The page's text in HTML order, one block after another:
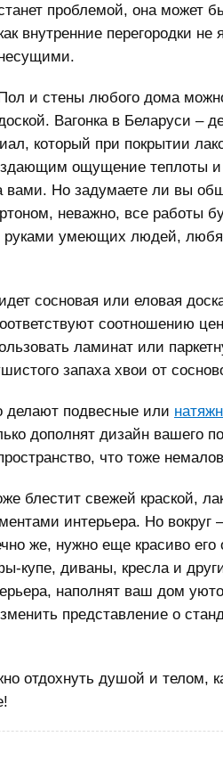
проблемой, она может
внутренние перегородки не
и стены любого дома
Вагонка в Беларуси –
который при покрытии
ощущение теплоты и
вами. Но задумаете ли вы
неважно, все работы
руками умеющих людей,
сосновая или еловая
соотношению
ламинат или
запаха хвои от
делают подвесные или
дополнят дизайн вашего
что тоже
блестит свежей краской,
интерьера. Но вокруг
же, нужно еще красиво его
купе, диваны, кресла и
наполнят ваш дом
представление о
отдохнуть душой и телом,